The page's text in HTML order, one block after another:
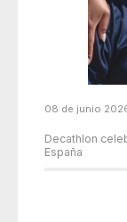
08 de junio
Decathlon
España